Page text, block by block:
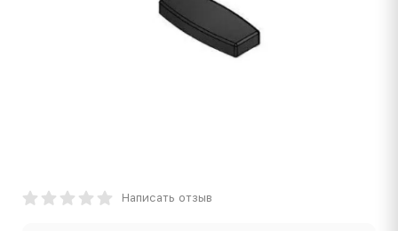
Написать отзыв